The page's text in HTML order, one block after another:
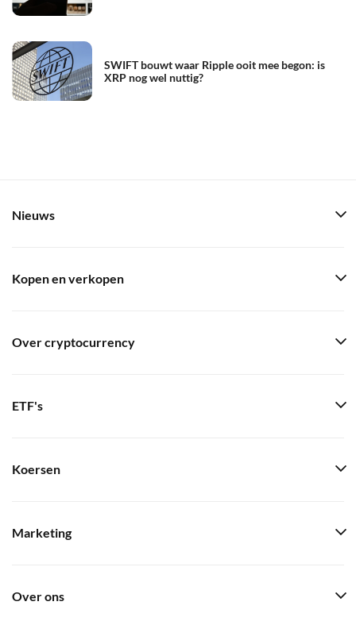
SWIFT bouwt waar Ripple ooit mee begon: is
XRP nog wel nuttig?
Nieuws
Kopen en verkopen
Over cryptocurrency
ETF's
Koersen
Marketing
Over ons